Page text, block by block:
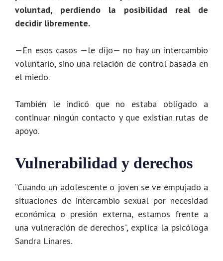
voluntad, perdiendo la posibilidad real de
decidir libremente.
—En esos casos —le dijo— no hay un intercambio
voluntario, sino una relación de control basada en
el miedo.
También le indicó que no estaba obligado a
continuar ningún contacto y que existían rutas de
apoyo.
Vulnerabilidad y derechos
“Cuando un adolescente o joven se ve empujado a
situaciones de intercambio sexual por necesidad
económica o presión externa, estamos frente a
una vulneración de derechos”, explica la psicóloga
Sandra Linares.